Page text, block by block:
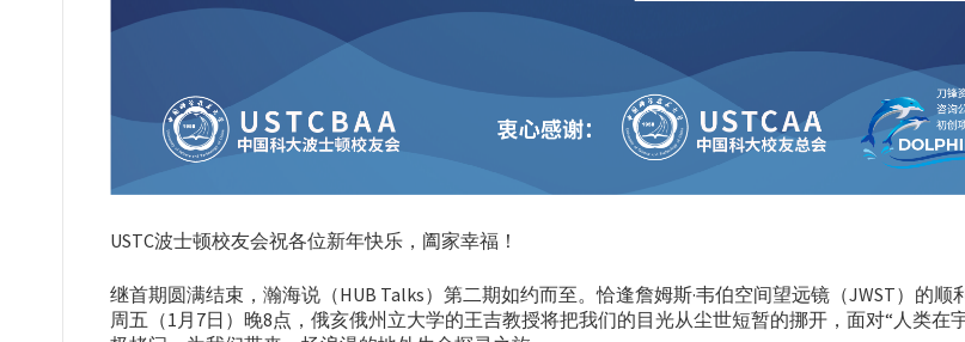
USTC波士顿校友会祝各位新年快乐，阖家幸福！
继首期圆满结束，瀚海说（HUB Talks）第二期如约而至。恰逢詹姆斯·韦伯空间望远镜（JWST）的顺
周五（1月7日）晚8点，俄亥俄州立大学的王吉教授将把我们的目光从尘世短暂的挪开，面对“人类在